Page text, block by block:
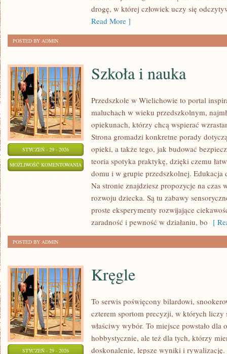
drogę, w której człowiek uczy się
Read More ]
POSTED BY ADMIN
STYCZEŃ - 29 - 2026
MOŻLIWOŚĆ KOMENTOWANIA SZKOŁA
NAUKA
Szkoła i nauka
Przedszkole w Wielichowie to portal
maluchach w wieku przedszkolnym,
opiekunach, którzy chcą wspierać
Strona gromadzi konkretne porady
opieki, a także tego, jak budować
teoria spotyka praktykę, dzięki czemu
domu i w grupie przedszkolnej. Edukacja
Na stronie znajdziesz propozycje na czas
rozwoju dziecka. Są tu zabawy
proste eksperymenty rozwijające
zaradność i pewność w działaniu, bo [
POSTED BY ADMIN
STYCZEŃ - 29 - 2026
Kręgle
To serwis poświęcony bilardowi,
czterem sportom precyzji, w których liczy
właściwy wybór. To miejsce powstało dla
hobbystycznie, ale też dla tych, którzy
doskonalenie, lepsze wyniki i